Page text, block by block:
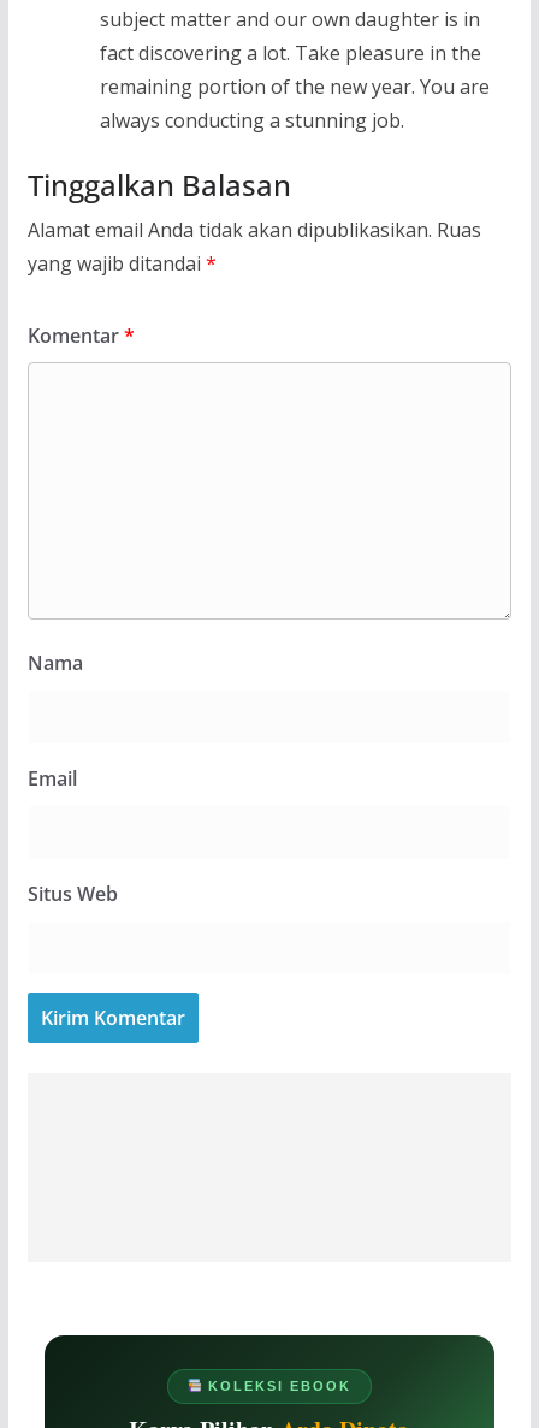
subject matter and our own daughter is in
fact discovering a lot. Take pleasure in the
remaining portion of the new year. You are
always conducting a stunning job.
Tinggalkan Balasan
Alamat email Anda tidak akan dipublikasikan. Ruas
yang wajib ditandai *
Komentar*
Nama
Email
Situs Web
KOLEKSI EBOOK